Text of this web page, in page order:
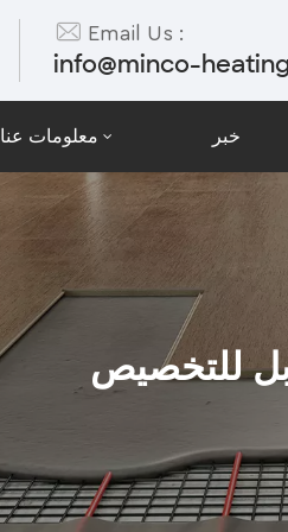
Email Us :
info@minco-
معلومات عنا خبر
للتخصيص